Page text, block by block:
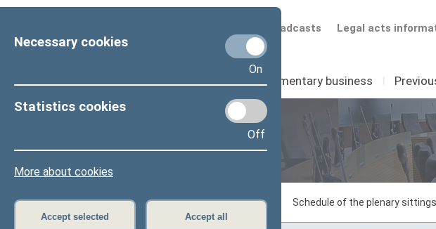
Necessary cookies
On
Statistics cookies
Off
More about cookies
Accept selected Accept all
Legal acts
Scheduled broadcasts
Seimas I Parliamentary business I
Sitting in progress Plenary sittings Schedule of the plenary sittings